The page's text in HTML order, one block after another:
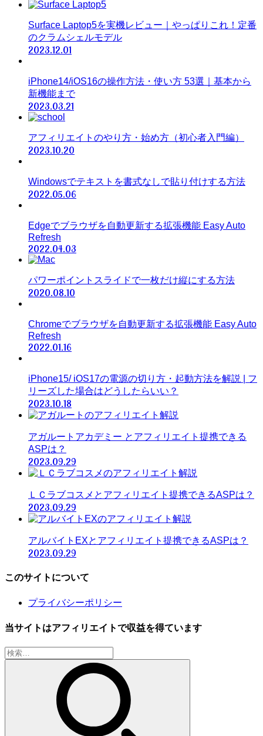
Surface Laptop5を実機レビュー｜やっぱりこれ！定番
のクラムシェルモデル
2023.12.01
iPhone14/iOS16の操作方法・使い方 53選｜基本から
新機能まで
2023.03.21
アフィリエイトのやり方・始め方（初心者入門編）
2023.10.20
Windowsでテキストを書式なしで貼り付けする方法
2022.05.06
Edgeでブラウザを自動更新する拡張機能 Easy Auto
Refresh
2022.04.03
パワーポイントスライドで一枚だけ縦にする方法
2020.08.10
Chromeでブラウザを自動更新する拡張機能 Easy Auto
Refresh
2022.01.16
iPhone15/ iOS17の電源の切り方・起動方法を解説 | フ
リーズした場合はどうしたらいい？
2023.10.18
アガルートアカデミー とアフィリエイト提携できる
ASPは？
2023.09.29
ＬＣラブコスメとアフィリエイト提携できるASPは？
2023.09.29
アルバイトEXとアフィリエイト提携できるASPは？
2023.09.29
このサイトについて
プライバシーポリシー
当サイトはアフィリエイトで収益を得ています
検
索: